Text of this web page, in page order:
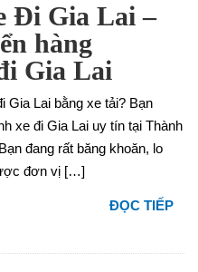
Đi Gia Lai –
hàng
Gia Lai
Gia Lai bằng xe tải? Bạn
xe đi Gia Lai uy tín tại Thành
đang rất băng khoăn, lo
đơn vị […]
ĐỌC TIẾP